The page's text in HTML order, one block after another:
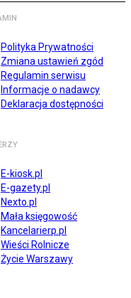
Polityka Prywatności
Zmiana ustawień zgód
Regulamin serwisu
Informacje o nadawcy
Deklaracja dostępności
E-kiosk.pl
E-gazety.pl
Nexto.pl
Mała księgowość
Kancelarierp.pl
Wieści Rolnicze
Życie Warszawy